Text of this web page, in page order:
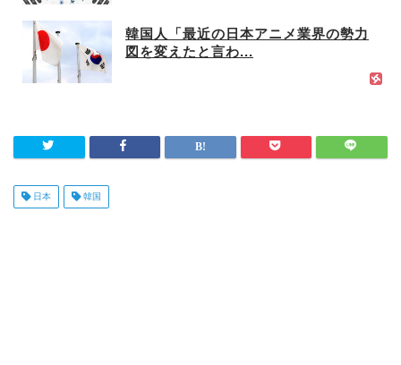
韓国人「最近の日本アニメ業界の勢力
図を変えたと言わ...
日本 韓国